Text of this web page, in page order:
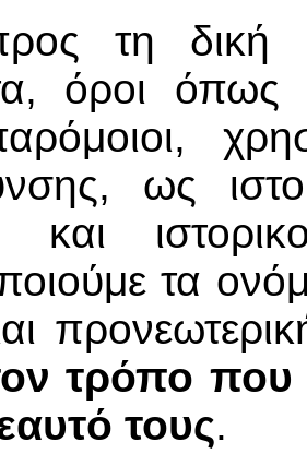
τη δική
όροι όπως
ως
και
τα
τρόπο που
τους.